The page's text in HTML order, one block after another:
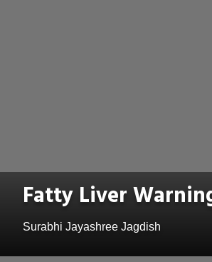
Fatty Liver Warning
Surabhi Jayashree Jagdish